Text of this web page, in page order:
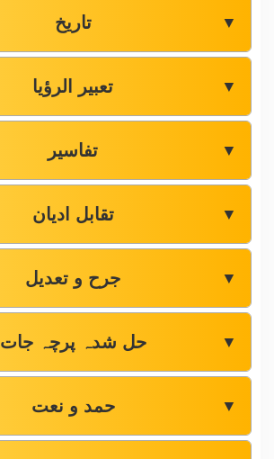
تاریخ ▼
تعبیر الرؤیا ▼
تفاسیر ▼
تقابل ادیان ▼
جرح و تعدیل ▼
حل شدہ پرچہ جات ▼
حمد و نعت ▼